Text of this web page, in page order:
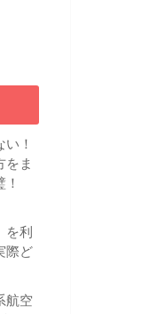
！
をま
を利
際ど
航空